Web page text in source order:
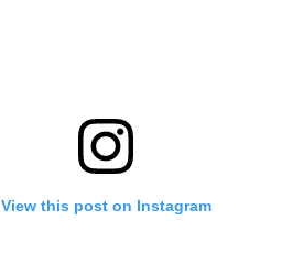
View this post on Instagram